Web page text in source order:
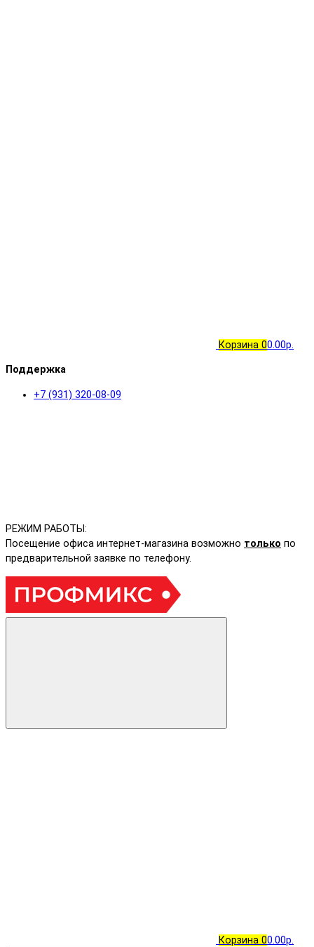
Корзина 00.00р.
Поддержка
+7 (931) 320-08-09
РЕЖИМ РАБОТЫ:
Посещение офиса интернет-магазина возможно только по
предварительной заявке по телефону.
Корзина 00.00р.